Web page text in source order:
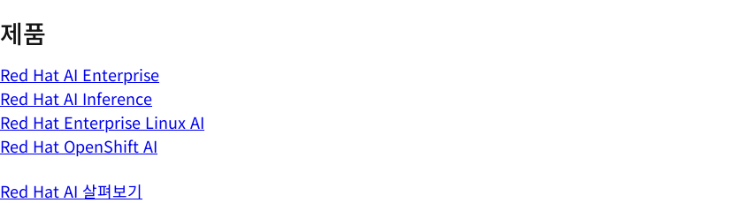
제품
Red Hat AI Enterprise
Red Hat AI Inference
Red Hat Enterprise Linux AI
Red Hat OpenShift AI
Red Hat AI 살펴보기